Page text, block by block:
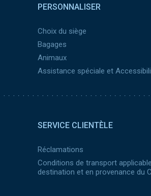
PERSONNALISER
Choix du siège
Bagages
Animaux
Assistance spéciale et
SERVICE CLIENTÈLE
Réclamations
Conditions de transport
destination et en provenance du